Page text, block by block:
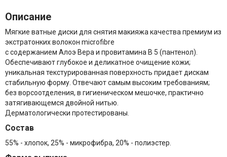
Описание
Мягкие ватные диски для снятия макияжа качества премиум из
экстратонких волокон microfibre
с содержанием Алоэ Вера и провитамина В 5 (пантенол).
Обеспечивают глубокое и деликатное очищение кожи;
уникальная текстурированная поверхность придает дискам
стабильную форму. Отвечают самым высоким требованиям;
без ворсоотделения, в гигиеническом мешочке, практично
затягивающемся двойной нитью.
Дерматологически протестированы.
Состав
55% - хлопок, 25% - микрофибра, 20% - полиэстер.